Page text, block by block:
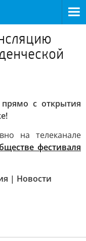
с открытия
на телеканале
фестиваля
| Новости